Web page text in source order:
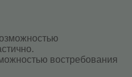
востребования